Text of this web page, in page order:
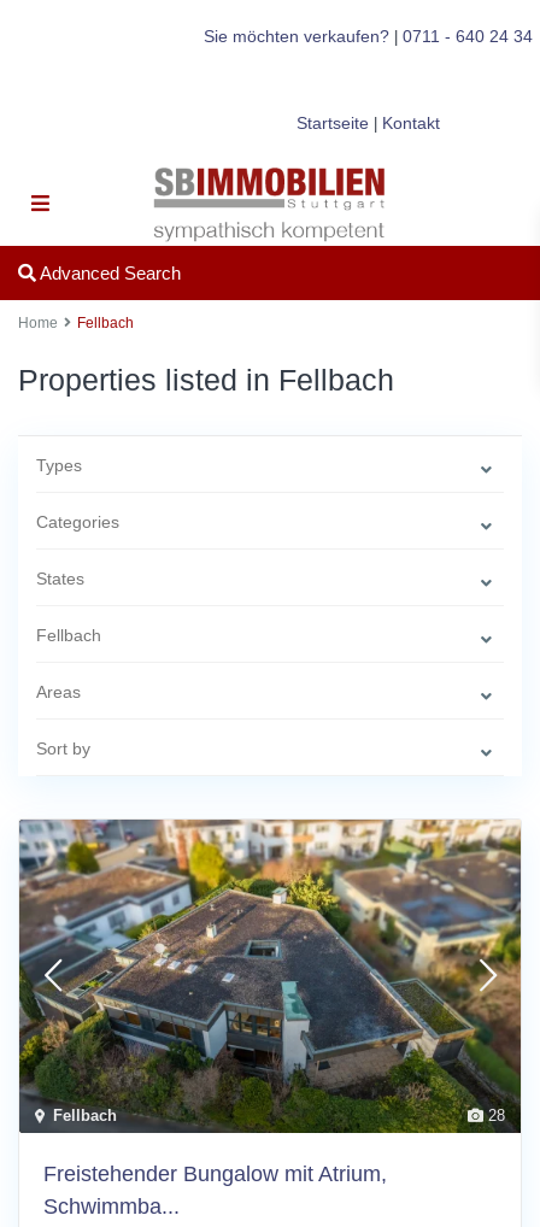
Sie möchten verkaufen?| 0711 - 640 24 34
Startseite| Kontakt
Advanced Search
Home Fellbach
Properties listed in Fellbach
Types
Categories
States
Fellbach
Areas
Sort by
28
Fellbach
Freistehender Bungalow mit Atrium,
Schwimmba...